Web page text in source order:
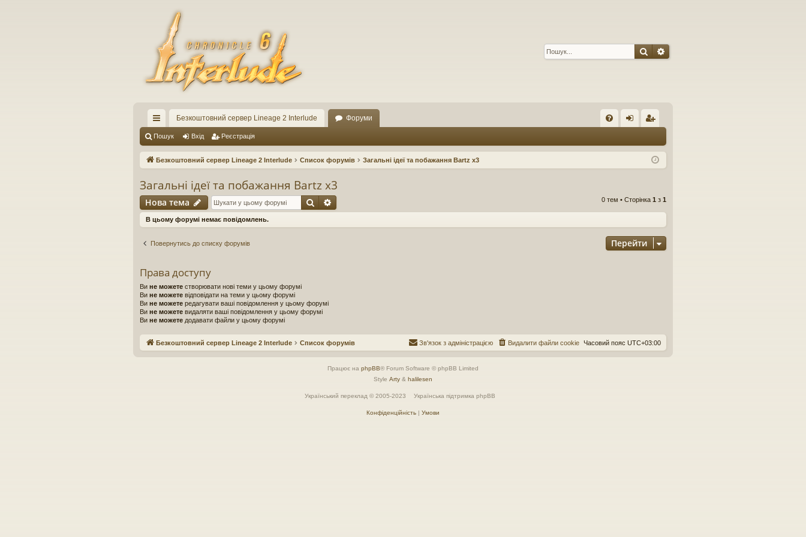
ПошукРозширений пошук
ви
дк
до
ст
уп
Безкоштовний сервер Lineage 2 Interlude Форуми
оп
а
д ст
Пошук Вхід Реєстрація
Безкоштовний сервер Lineage 2 Interlude Список форумів Загальні ідеї та побажання Bartz x3
Загальні ідеї та побажання Bartz x3
Нова тема Пошук 0 тем • Сторінка 1 з 1
В цьому форумі немає повідомлень.
Повернутись до списку форумів Перейти
Права доступу
Ви не можете створювати нові теми у цьому форумі
Ви не можете відповідати на теми у цьому форумі
Ви не можете редагувати ваші повідомлення у цьому форумі
Ви не можете видаляти ваші повідомлення у цьому форумі
Ви не можете додавати файли у цьому форумі
Безкоштовний сервер Lineage 2 Interlude Список форумів Часовий пояс UTC+03:00
Видалити файли cookie
Зв'язок з адміністрацією
Працює на phpBB® Forum Software © phpBB Limited
Style Arty & halilesen
Український переклад © 2005-2023 Українська підтримка phpBB
Конфіденційність | Умови